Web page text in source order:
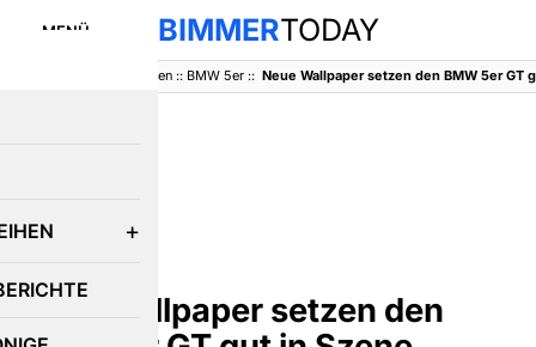
MENÜ BIMMERTODAY
Baureihen:: BMW 5er:: Neue Wallpaper setzen den BMW 5er GT
Neue Wallpaper setzen den